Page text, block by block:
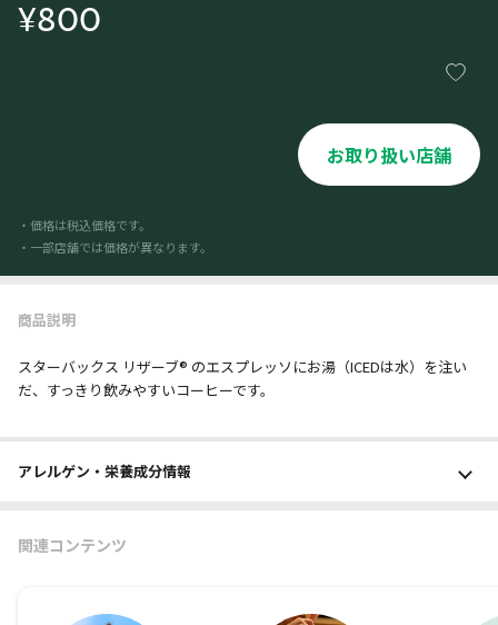
¥800
お取り扱い店舗
・価格は税込価格です。
・一部店舗では価格が異なります。
商品説明
スターバックス リザーブ® のエスプレッソにお湯（ICEDは水）を注い
だ、すっきり飲みやすいコーヒーです。
アレルゲン・栄養成分情報
関連コンテンツ